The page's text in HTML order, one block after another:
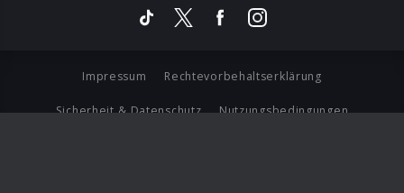
Impressum Rechtevorbehaltserklärung
Sicherheit & Datenschutz Nutzungsbedingungen